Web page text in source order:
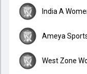
India A
Ameya
West Zone